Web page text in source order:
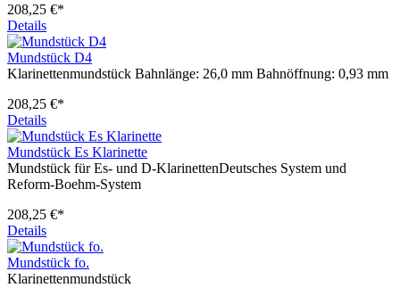
208,25 €*
Details
Mundstück D4
Klarinettenmundstück Bahnlänge: 26,0 mm Bahnöffnung: 0,93 mm
208,25 €*
Details
Mundstück Es Klarinette
Mundstück für Es- und D-KlarinettenDeutsches System und
Reform-Boehm-System
208,25 €*
Details
Mundstück fo.
Klarinettenmundstück